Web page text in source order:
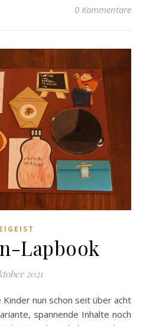
0 Kommentare
Lapbook
2021
spannende Inhalte noch